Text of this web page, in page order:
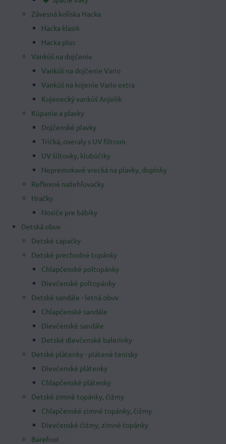
Závesná kolíska Hacka
Hacka klasik
Hacka plus
Vankúš na dojčenie
Vankúš na dojčenie Vario
Vankúš na kojenie Vario extra
Kojenecký vankúš Anjelik
Kúpanie a plavky
Dojčenské plavky
Tričká, overaly s UV filtrom
UV šiltovky, klobúčiky
Nepremokavé vrecká na plavky, doplnky
Reflexné nažehľovačky
Hračky
Nosiče pre bábiky
Detská obuv
Detské capačky
Detské prechodné topánky
Chlapčenské poltopánky
Dievčenské poltopánky
Detské sandále - letná obuv
Chlapčenské sandále
Dievčenské sandále
Detské dievčenské balerínky
Detské plátenky - plátené tenisky
Dievčenské plátenky
Chlapčenské plátenky
Detské zimné topánky, čižmy
Chlapčenské zimné topánky, čižmy
Dievčenské čižmy, zimné topánky
Barefoot